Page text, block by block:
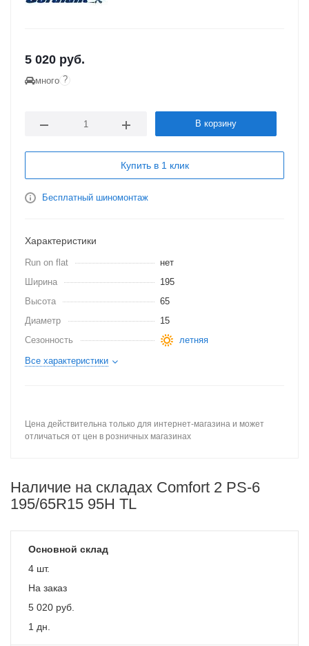
5 020 руб.
много ?
В корзину
Купить в 1 клик
Бесплатный шиномонтаж
Характеристики
Run on flat
нет
Ширина
195
Высота
65
Диаметр
15
Сезонность
летняя
Все характеристики
Цена действительна только для интернет-магазина и может
отличаться от цен в розничных магазинах
Наличие на складах Comfort 2 PS-6
195/65R15 95H TL
Основной склад
4 шт.
На заказ
5 020 руб.
1 дн.